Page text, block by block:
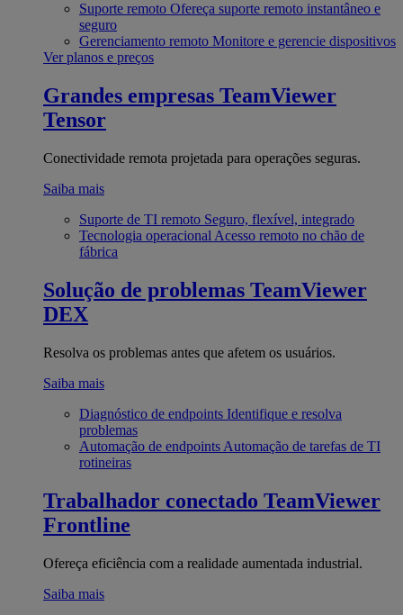
Suporte remoto Ofereça suporte remoto instantâneo e
seguro
Gerenciamento remoto Monitore e gerencie dispositivos
Ver planos e preços
Grandes empresas TeamViewer
Tensor
Conectividade remota projetada para operações seguras.
Saiba mais
Suporte de TI remoto Seguro, flexível, integrado
Tecnologia operacional Acesso remoto no chão de
fábrica
Solução de problemas TeamViewer
DEX
Resolva os problemas antes que afetem os usuários.
Saiba mais
Diagnóstico de endpoints Identifique e resolva
problemas
Automação de endpoints Automação de tarefas de TI
rotineiras
Trabalhador conectado TeamViewer
Frontline
Ofereça eficiência com a realidade aumentada industrial.
Saiba mais